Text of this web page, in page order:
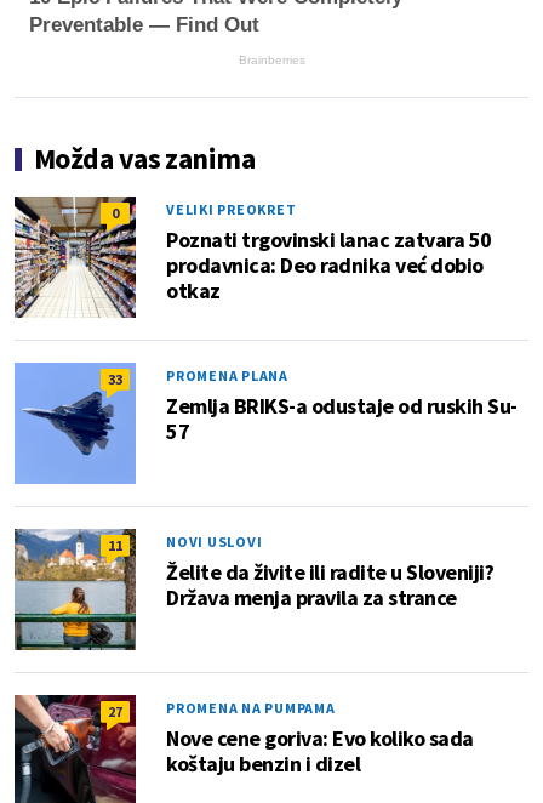
Preventable — Find Out
Brainberries
Možda vas zanima
0 VELIKI PREOKRET
Poznati trgovinski lanac zatvara 50
prodavnica: Deo radnika već dobio
otkaz
33 PROMENA PLANA
Zemlja BRIKS-a odustaje od ruskih Su-
57
11 NOVI USLOVI
Želite da živite ili radite u Sloveniji?
Država menja pravila za strance
27 PROMENA NA PUMPAMA
Nove cene goriva: Evo koliko sada
koštaju benzin i dizel